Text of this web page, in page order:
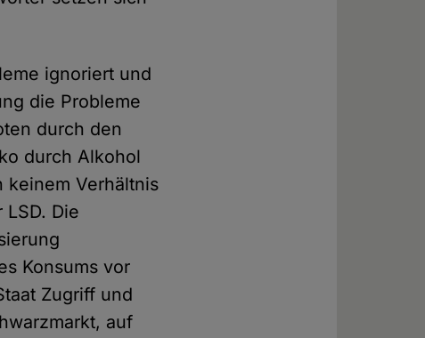
ignoriert und
die Probleme
durch den
durch Alkohol
keinem Verhältnis
Die
Konsums vor
Zugriff und
auf